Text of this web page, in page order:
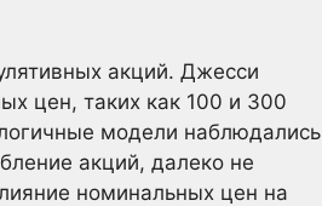
акций. Джесси
цен, таких как 100 и 300
модели наблюдались
акций, далеко не
номинальных цен на